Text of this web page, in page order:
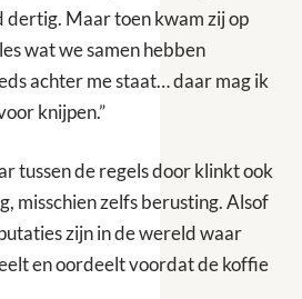
dertig. Maar toen kwam zij op
wat we samen hebben
achter me staat… daar mag ik
knijpen.”
tussen de regels door klinkt ook
misschien zelfs berusting. Alsof
zijn in de wereld waar
en oordeelt voordat de koffie